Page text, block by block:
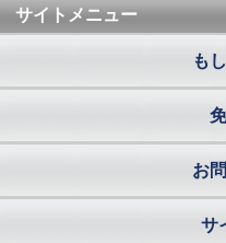
サイトメニュー
も
お
サ